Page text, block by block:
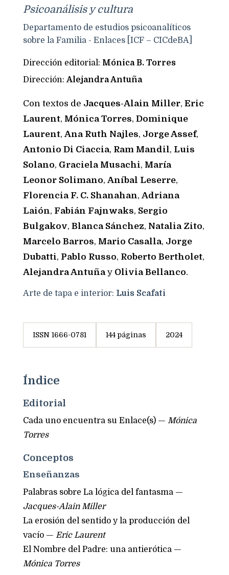
Psicoanálisis y cultura
Departamento de estudios psicoanalíticos
sobre la Familia - Enlaces [ICF – CICdeBA]
Dirección editorial: Mónica B. Torres
Dirección: Alejandra Antuña
Con textos de Jacques-Alain Miller, Eric
Laurent, Mónica Torres, Dominique
Laurent, Ana Ruth Najles, Jorge Assef,
Antonio Di Ciaccia, Ram Mandil, Luis
Solano, Graciela Musachi, María
Leonor Solimano, Aníbal Leserre,
Florencia F. C. Shanahan, Adriana
Laión, Fabián Fajnwaks, Sergio
Bulgakov, Blanca Sánchez, Natalia Zito,
Marcelo Barros, Mario Casalla, Jorge
Dubatti, Pablo Russo, Roberto Bertholet,
Alejandra Antuña y Olivia Bellanco.
Arte de tapa e interior: Luis Scafati
ISSN 1666-0781 144 páginas 2024
Índice
Editorial
Cada uno encuentra su Enlace(s) — Mónica
Torres
Conceptos
Enseñanzas
Palabras sobre La lógica del fantasma —
Jacques-Alain Miller
La erosión del sentido y la producción del
vacío — Eric Laurent
El Nombre del Padre: una antierótica —
Mónica Torres